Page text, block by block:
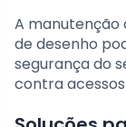
A manutenção
de desenho
segurança do
contra